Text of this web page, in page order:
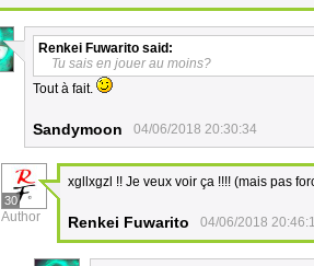
Renkei Fuwarito said:
Tu sais en jouer au moins?
Tout à fait.
Sandymoon 04/06/2018 20:30:34
30
Author
xgllxgzl !! Je veux voir ça !!!! (mais pas
Renkei Fuwarito 04/06/2018